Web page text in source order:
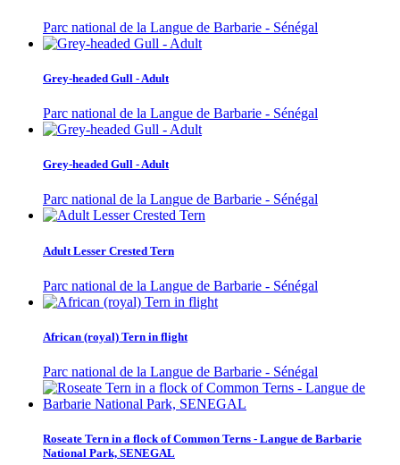
Parc national de la Langue de Barbarie - Sénégal
Grey-headed Gull - Adult
Parc national de la Langue de Barbarie - Sénégal
Grey-headed Gull - Adult
Parc national de la Langue de Barbarie - Sénégal
Adult Lesser Crested Tern
Parc national de la Langue de Barbarie - Sénégal
African (royal) Tern in flight
Parc national de la Langue de Barbarie - Sénégal
Roseate Tern in a flock of Common Terns - Langue de Barbarie
National Park, SENEGAL